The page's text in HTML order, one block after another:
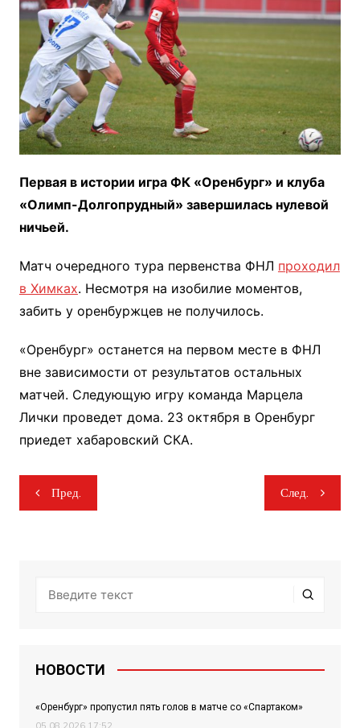
Первая в истории игра ФК «Оренбург» и клуба
«Олимп-Долгопрудный» завершилась нулевой
ничьей.
Матч очередного тура первенства ФНЛ проходил
в Химках. Несмотря на изобилие моментов,
забить у оренбуржцев не получилось.
«Оренбург» останется на первом месте в ФНЛ
вне зависимости от результатов остальных
матчей. Следующую игру команда Марцела
Лички проведет дома. 23 октября в Оренбург
приедет хабаровский СКА.
Навигация
по
Пред. След.
НОВОСТИ
«Оренбург» пропустил пять голов в матче со «Спартаком»
05.08.2026 17:52